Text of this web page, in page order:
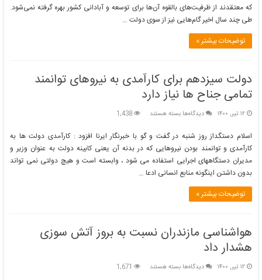
زنان
در
که معتقدند از ظرفیت‌های بالقوه آن‌ها برای توسعه و آبادانی کشور بهره گرفته نمی‌شود.
طی چند سال اخیر گام‌هایی نیز از سوی دولت …
توضیحات بیشتر »
دولت سیزدهم برای کارآمدی به نیروهای توانمند
تمامی جناح ها نیاز دارد
۱۲ تیر, ۱۴۰۰ دیدگاه‌هابرای
سیزدهم
کارآمدی
به
نیروهای
دارد
بسته هستند 1,438
اسلام دستگداز روز شنبه در گفت و گو با خبرنگار ایرنا افزود : کارآمدی دولت ها به
کارآمدی و توانمند بودن نیروهایی که در بدنه آن یعنی کابینه دولت به عنوان وزیر و
مدیران دستگاههای اجرایی استفاده می شود ، وابسته است و هیچ دولتی نمی تواند
بدون داشتن اینگونه منابع انسانی ادعا …
توضیحات بیشتر »
هواشناسی مازندران نسبت به بروز آتش سوزی
هشدار داد
۱۲ تیر, ۱۴۰۰ دیدگاه‌هابرای
بسته هستند 1,671